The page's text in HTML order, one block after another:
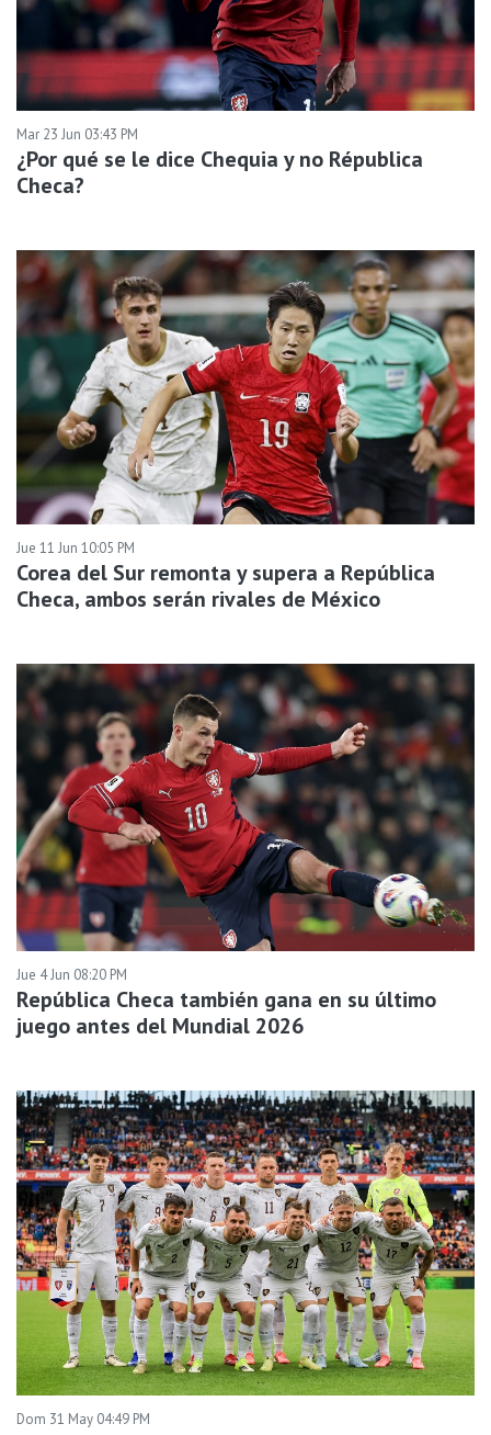
Mar 23 Jun 03:43 PM
¿Por qué se le dice Chequia y no Républica
Checa?
Jue 11 Jun 10:05 PM
Corea del Sur remonta y supera a República
Checa, ambos serán rivales de México
Jue 4 Jun 08:20 PM
República Checa también gana en su último
juego antes del Mundial 2026
Dom 31 May 04:49 PM